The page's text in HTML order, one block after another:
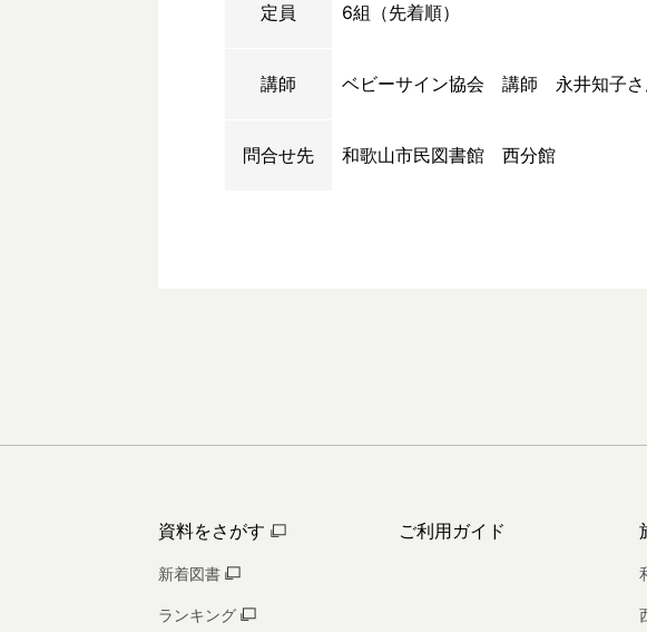
定員 6組（先着順）
講師 ベビーサイン協会 講師 永井知子さ
問合せ先 和歌山市民図書館 西分館
資料をさがす
新着図書
ランキング
ご利用ガイド